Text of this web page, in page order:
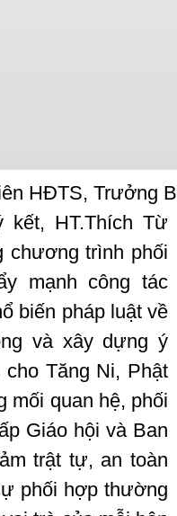
HĐTS, Trưởng
HT.Thích Từ
chương trình phối
mạnh công tác
biến pháp luật về
và xây dựng ý
Tăng Ni, Phật
mối quan hệ, phối
Giáo hội và Ban
trật tự, an toàn
phối hợp thường